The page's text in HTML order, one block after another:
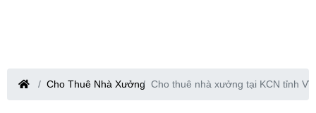
Cho Thuê Nhà Xưởng Cho thuê nhà xưởng tại KCN tỉnh